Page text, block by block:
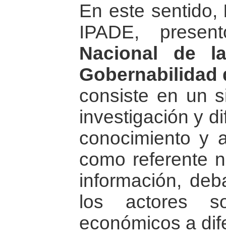
En este sentido,
IPADE,
Nacional de
Gobernabilidad
consiste en un
investigación y
conocimiento y
como referente
información,
los actores
económicos a